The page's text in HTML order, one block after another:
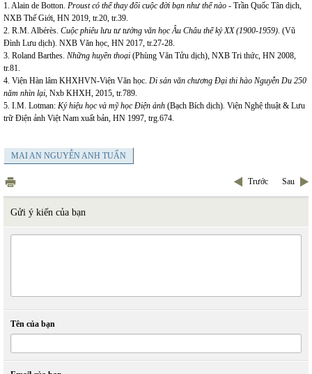
1. Alain de Botton. Proust có thể thay đổi cuộc đời bạn nhưthế nào - Trần Quốc Tân dịch,
NXB Thế Giới, HN 2019, tr.20, tr.39.
2. R.M. Albérès. Cuộc phiêu lưu tư tưởng văn học Âu Châu thế kỷ XX (1900-1959). (Vũ
Đình Lưu dịch). NXB Văn học, HN 2017, tr.27-28.
3. Roland Barthes. Những huyền thoại (Phùng Văn Tửu dịch), NXB Tri thức, HN 2008,
tr.81.
4. Viện Hàn lâm KHXHVN-Viện Văn học. Di sản văn chương Đại thi hào Nguyễn Du 250
năm nhìn lại, Nxb KHXH, 2015, tr.789.
5. I.M. Lotman: Ký hiệu học và mỹ học Điện ảnh (Bạch Bích dịch). Viện Nghệ thuật & Lưu
trữ Điện ảnh Việt Nam xuất bản, HN 1997, trg.674.
MAI AN NGUYỄN ANH TUẤN
Trước Sau
Gửi ý kiến của bạn
Tên của bạn